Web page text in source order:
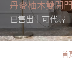
丹麥柚木雙開
已售出｜可代尋
首